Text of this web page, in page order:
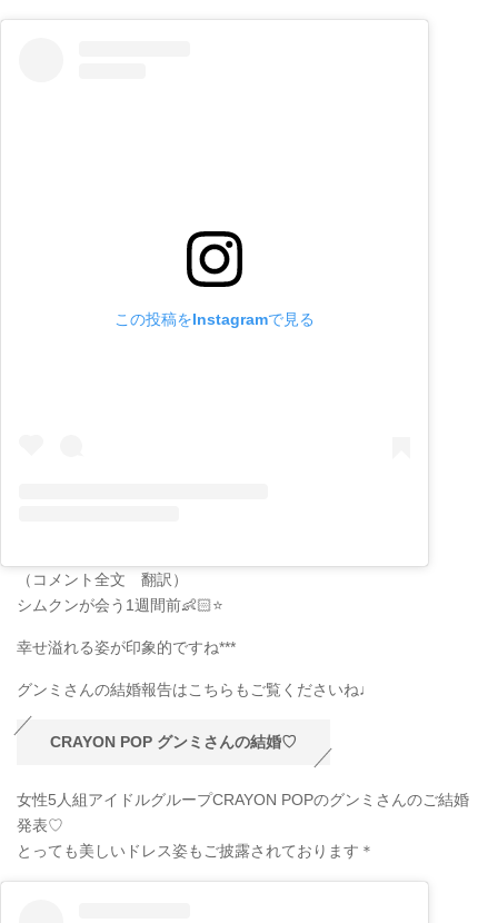
この投稿をInstagramで見る
（コメント全文 翻訳）
シムクンが会う1週間前👶🏻⭐️
幸せ溢れる姿が印象的ですね***
グンミさんの結婚報告はこちらもご覧くださいね♩
CRAYON POP グンミさんの結婚♡
女性5人組アイドルグループCRAYON POPのグンミさんのご結婚
発表♡
とっても美しいドレス姿もご披露されております＊